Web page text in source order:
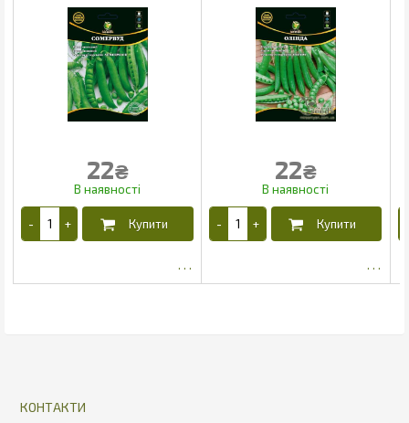
22₴ 22₴
КОНТАКТИ